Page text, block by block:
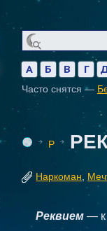
А Б В Г
Часто снятся —
Р
Наркоман
Реквием — к